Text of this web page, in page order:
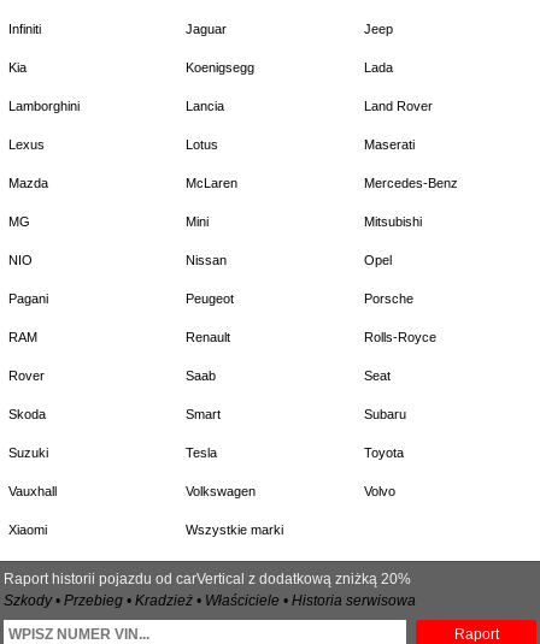
Infiniti Jaguar Jeep
Kia Koenigsegg Lada
Lamborghini Lancia Land Rover
Lexus Lotus Maserati
Mazda McLaren Mercedes-Benz
MG Mini Mitsubishi
NIO Nissan Opel
Pagani Peugeot Porsche
RAM Renault Rolls-Royce
Rover Saab Seat
Skoda Smart Subaru
Suzuki Tesla Toyota
Vauxhall Volkswagen Volvo
Xiaomi Wszystkie marki
Raport historii pojazdu od carVertical z dodatkową zniżką 20%
Szkody • Przebieg • Kradzież • Właściciele • Historia serwisowa
Raport